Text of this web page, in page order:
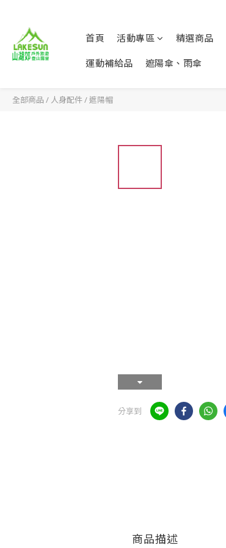
首頁 活動專區 精選商品
運動補給品 遮陽傘、雨傘
全部商品 / 人身配件/遮陽帽
分享到
商品描述